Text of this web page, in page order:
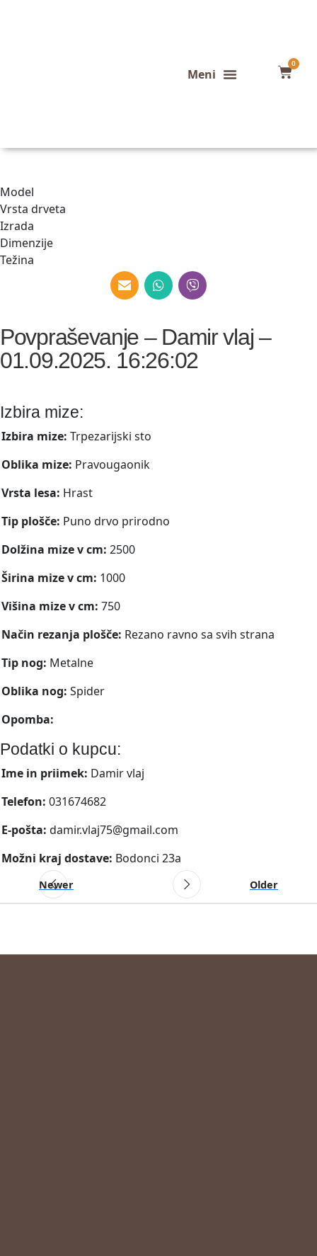
0
Model
Vrsta drveta
Izrada
Dimenzije
Težina
Povpraševanje – Damir vlaj –
01.09.2025. 16:26:02
Izbira mize:
Izbira mize: Trpezarijski sto
Oblika mize: Pravougaonik
Vrsta lesa: Hrast
Tip plošče: Puno drvo prirodno
Dolžina mize v cm: 2500
Širina mize v cm: 1000
Višina mize v cm: 750
Način rezanja plošče: Rezano ravno sa svih strana
Tip nog: Metalne
Oblika nog: Spider
Opomba:
Podatki o kupcu:
Ime in priimek: Damir vlaj
Telefon: 031674682
E-pošta: damir.vlaj75@gmail.com
Možni kraj dostave: Bodonci 23a
Newer Older